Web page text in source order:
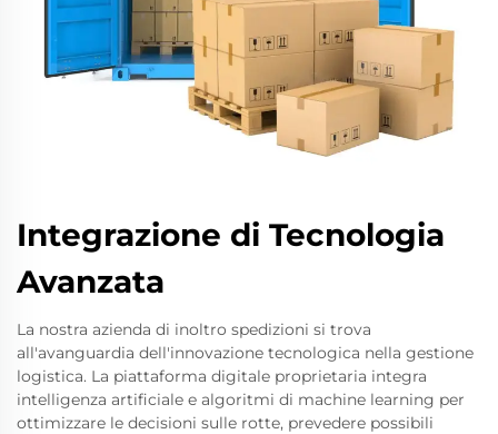
Integrazione di Tecnologia
Avanzata
La nostra azienda di inoltro spedizioni si trova
all'avanguardia dell'innovazione tecnologica nella gestione
logistica. La piattaforma digitale proprietaria integra
intelligenza artificiale e algoritmi di machine learning per
ottimizzare le decisioni sulle rotte, prevedere possibili